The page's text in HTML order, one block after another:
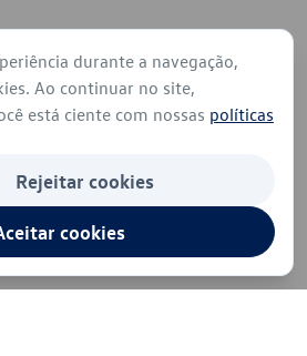
durante a navegação,
Ao continuar no site,
está ciente com nossas políticas
Rejeitar cookies
cookies